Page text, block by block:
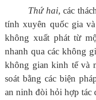
Thứ hai, các
tính xuyên quốc gia
không xuất phát từ
nhanh qua các không
không gian kinh tế và
soát bằng các biện
an ninh đòi hỏi hợp tác